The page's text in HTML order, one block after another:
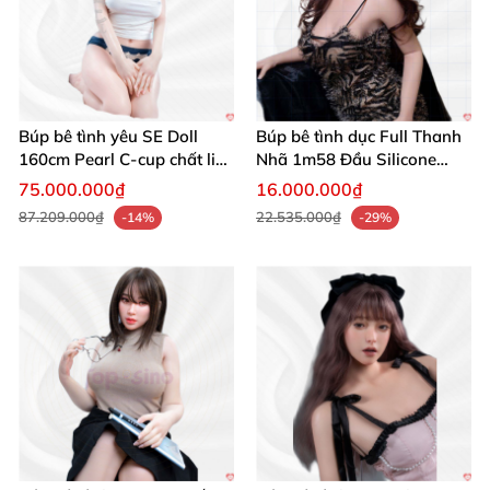
Búp bê tình yêu SE Doll
160cm Pearl C-cup chất liệu
mềm mại
75.000.000₫
87.209.000₫ -14%
Búp bê tình dục Full Thanh
Nhã 1m58 Đầu Silicone
Thật
16.000.000₫
22.535.000₫ -29%